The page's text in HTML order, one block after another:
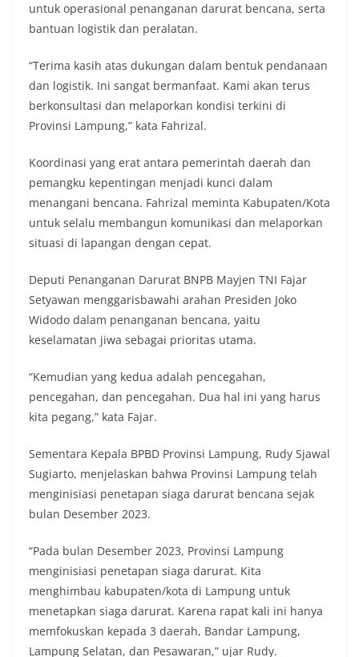
untuk operasional penanganan darurat bencana, serta
bantuan logistik dan peralatan.
“Terima kasih atas dukungan dalam bentuk pendanaan
dan logistik. Ini sangat bermanfaat. Kami akan terus
berkonsultasi dan melaporkan kondisi terkini di
Provinsi Lampung,” kata Fahrizal.
Koordinasi yang erat antara pemerintah daerah dan
pemangku kepentingan menjadi kunci dalam
menangani bencana. Fahrizal meminta Kabupaten/Kota
untuk selalu membangun komunikasi dan melaporkan
situasi di lapangan dengan cepat.
Deputi Penanganan Darurat BNPB Mayjen TNI Fajar
Setyawan menggarisbawahi arahan Presiden Joko
Widodo dalam penanganan bencana, yaitu
keselamatan jiwa sebagai prioritas utama.
“Kemudian yang kedua adalah pencegahan,
pencegahan, dan pencegahan. Dua hal ini yang harus
kita pegang,” kata Fajar.
Sementara Kepala BPBD Provinsi Lampung, Rudy Sjawal
Sugiarto, menjelaskan bahwa Provinsi Lampung telah
menginisiasi penetapan siaga darurat bencana sejak
bulan Desember 2023.
“Pada bulan Desember 2023, Provinsi Lampung
menginisiasi penetapan siaga darurat. Kita
menghimbau kabupaten/kota di Lampung untuk
menetapkan siaga darurat. Karena rapat kali ini hanya
memfokuskan kepada 3 daerah, Bandar Lampung,
Lampung Selatan, dan Pesawaran,” ujar Rudy.